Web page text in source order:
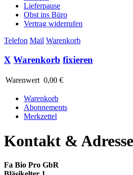
Lieferpause
Obst ins Büro
Vertrag widerrufen
Telefon Mail Warenkorb
X Warenkorb fixieren
Warenwert 0,00 €
Warenkorb
Abonnements
Merkzettel
Kontakt & Adresse
Fa Bio Pro GbR